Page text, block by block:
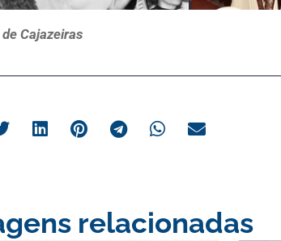
Cajazeiras
relacionadas